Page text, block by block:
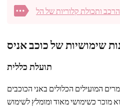
הרכב ותכולת קלוריות של הל
שימושיות של כוכב אניס
תועלת כללית
המועילים הכלולים באני הכוכבים